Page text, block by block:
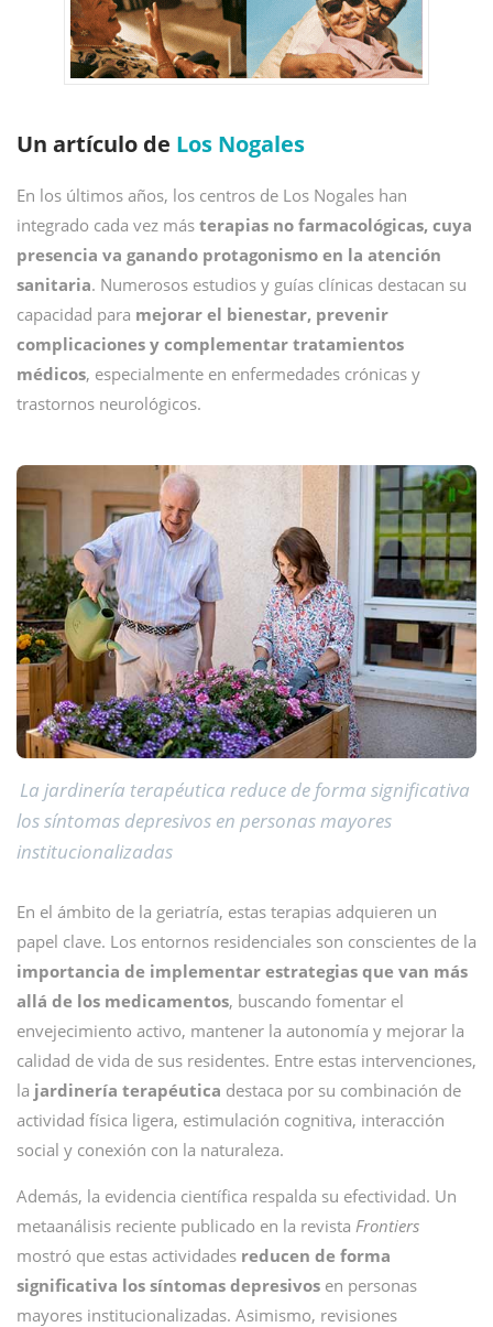
Un artículo de Los Nogales
En los últimos años, los centros de Los Nogales han
integrado cada vez más terapias no farmacológicas, cuya
presencia va ganando protagonismo en la atención
sanitaria. Numerosos estudios y guías clínicas destacan su
capacidad para mejorar el bienestar, prevenir
complicaciones y complementar tratamientos
médicos, especialmente en enfermedades crónicas y
trastornos neurológicos.
La jardinería terapéutica reduce de forma significativa
los síntomas depresivos en personas mayores
institucionalizadas
En el ámbito de la geriatría, estas terapias adquieren un
papel clave. Los entornos residenciales son conscientes de la
importancia de implementar estrategias que van más
allá de los medicamentos, buscando fomentar el
envejecimiento activo, mantener la autonomía y mejorar la
calidad de vida de sus residentes. Entre estas intervenciones,
la jardinería terapéutica destaca por su combinación de
actividad física ligera, estimulación cognitiva, interacción
social y conexión con la naturaleza.
Además, la evidencia científica respalda su efectividad. Un
metaanálisis reciente publicado en la revista Frontiers
mostró que estas actividades reducen de forma
significativa los síntomas depresivos en personas
mayores institucionalizadas. Asimismo, revisiones